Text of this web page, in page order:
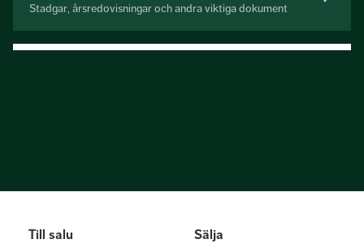
Stadgar, årsredovisningar och andra viktiga dokument
Till salu Sälja